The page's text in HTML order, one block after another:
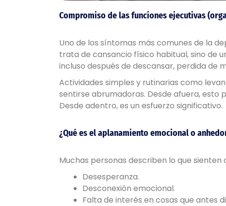
Compromiso de las funciones ejecutivas
Uno de los síntomas más comunes de la
trata de cansancio físico habitual, sino de
incluso después de descansar, perdida de
Actividades simples y rutinarias como
sentirse abrumadoras. Desde afuera,
Desde adentro, es un esfuerzo significativo.
¿Qué es el aplanamiento emocional o
Muchas personas describen lo que sienten
Desesperanza.
Desconexión emocional.
Falta de interés en cosas que antes